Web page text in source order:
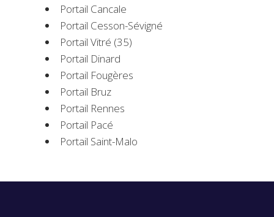
Portail Cancale
Portail Cesson-Sévigné
Portail Vitré (35)
Portail Dinard
Portail Fougères
Portail Bruz
Portail Rennes
Portail Pacé
Portail Saint-Malo